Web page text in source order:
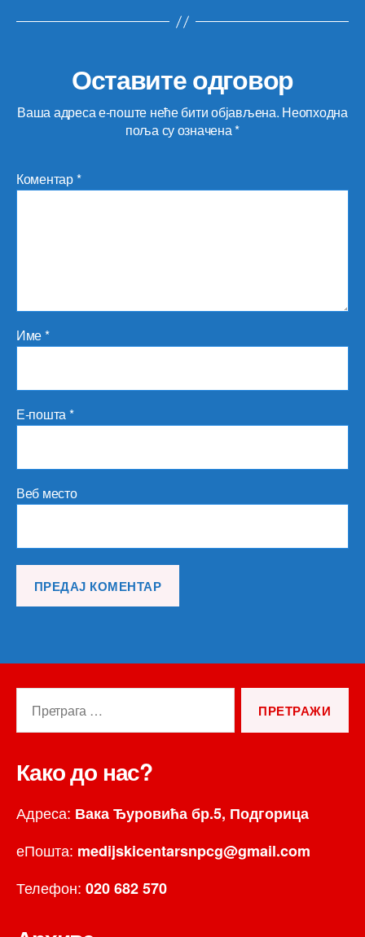
Оставите одговор
Ваша адреса е-поште неће бити објављена. Неопходна
поља су означена*
Коментар*
Име*
Е-пошта*
Веб место
Како до нас?
Адреса: Вака Ђуровића бр.5, Подгорица
еПошта: medijskicentarsnpcg@gmail.com
Телефон: 020 682 570